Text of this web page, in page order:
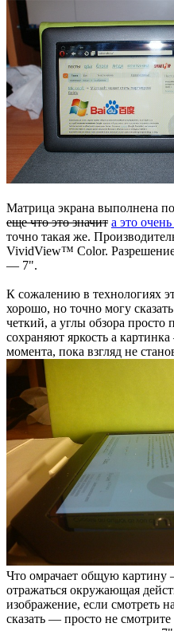
Матрица экрана выполнена
еще что это значит а это
точно такая же.
VividView™ Color. Разрешение
— 7".
К сожалению в технологиях
хорошо, но точно могу
четкий, а углы обзора
сохраняют яркость а
момента, пока взгляд не
Что омрачает общую картину
отражаться окружающая
изображение, если смотреть
сказать — просто не